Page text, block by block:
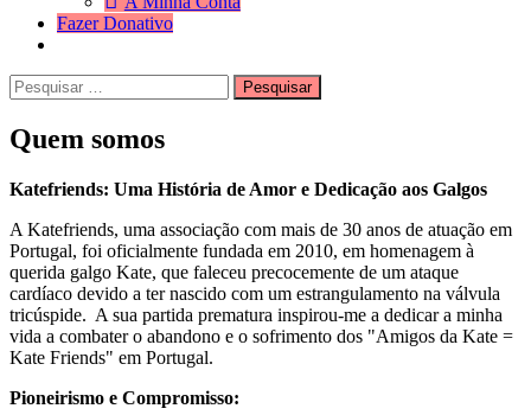
Fazer Donativo
Search
Pesquisar
por:
Quem somos
Katefriends: Uma História de Amor e Dedicação aos Galgos
A Katefriends, uma associação com mais de 30 anos de atuação em
Portugal, foi oficialmente fundada em 2010, em homenagem à
querida galgo Kate, que faleceu precocemente de um ataque
cardíaco devido a ter nascido com um estrangulamento na válvula
tricúspide. A sua partida prematura inspirou-me a dedicar a minha
vida a combater o abandono e o sofrimento dos "Amigos da Kate =
Kate Friends" em Portugal.
Pioneirismo e Compromisso: